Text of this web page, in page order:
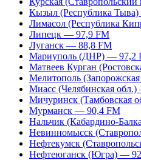
Кызыл (Республика
Лимасол (Республика
Липецк — 97,9 FM
Луганск — 88,8 FM
Мариуполь (ДНР) — 97,2
Матвеев Курган
Мелитополь
Миасс (Челябинская
Мичуринск (Тамбовская
Мурманск — 90,4 FM
Нальчик (Кабардино-
Невинномысск
Нефтекумск
Нефтеюганск (Югра) —